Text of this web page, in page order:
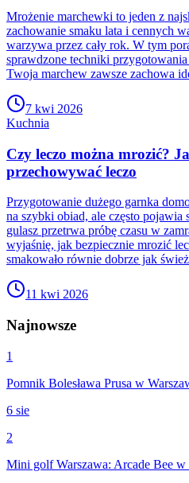
Mrożenie marchewki to jeden z
zachowanie smaku lata i cennych
warzywa przez cały rok. W tym
sprawdzone techniki
Twoja marchew zawsze zachowa
7 kwi 2026
Kuchnia
Czy leczo można mrozić?
przechowywać leczo
Przygotowanie dużego garnka
na szybki obiad, ale często pojawia
gulasz przetrwa próbę czasu w
wyjaśnię, jak bezpiecznie mrozić
smakowało równie dobrze jak
11 kwi 2026
Najnowsze
1
Pomnik Bolesława Prusa w
6 sie
2
Mini golf Warszawa: Arcade Bee